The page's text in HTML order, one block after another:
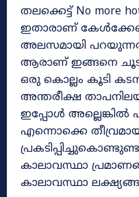
തലക്കെട്ട് No more
ഇതാരാണ്
അലസമായി
ആരാണ് ഇങ്ങനെ
ഒരു കൊല്ലം കൂടി
അന്തരീക്ഷ
ഇപ്പോൾ അല്ലെങ്കിൽ
എന്നൊക്കെ
കാലാവസ്ഥാ
കാലാവസ്ഥാ